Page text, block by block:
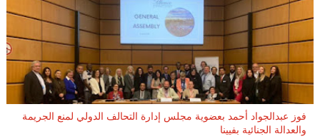
فوز عبدالجواد أحمد بعضوية مجلس إدارة التحالف الدولي لمنع الجريمة
والعدالة الجنائية بفيينا